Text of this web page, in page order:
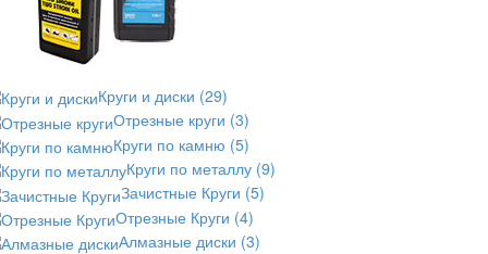
Круги и диски (29)
Отрезные круги (3)
Круги по камню (5)
Круги по металлу (9)
Зачистные Круги (5)
Отрезные Круги (4)
Алмазные диски (3)